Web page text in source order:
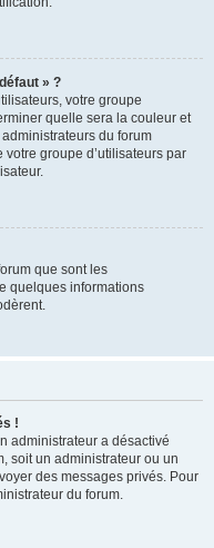
» ?
votre groupe
quelle sera la couleur et
du forum
groupe d’utilisateurs par
que sont les
quelques informations
!
administrateur a désactivé
soit un administrateur ou un
des messages privés. Pour
du forum.